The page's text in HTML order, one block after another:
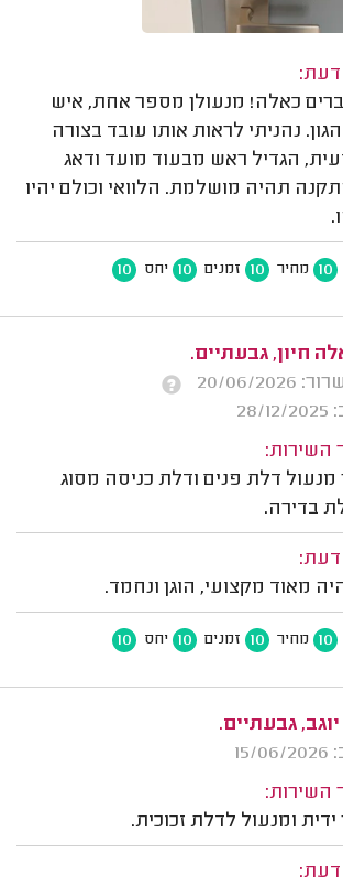
דעת:
כאלה! מנעולן מספר אחת, איש
נהניתי לראות אותו עובד בצורה
הגדיל ראש מבעוד מועד ודאג
תהיה מושלמת. הלוואי וכולם יהיו
10 מחיר 10 זמנים 10 יחס 10
חיון, גבעתיים.
20/06/2026
השירות:
מנעול דלת פנים ודלת כניסה מסוג
בדירה.
דעת:
מאוד מקצועי, הוגן ונחמד.
10 מחיר 10 זמנים 10 יחס 10
גבעתיים.
השירות:
ידית ומנעול לדלת זכוכית.
דעת: